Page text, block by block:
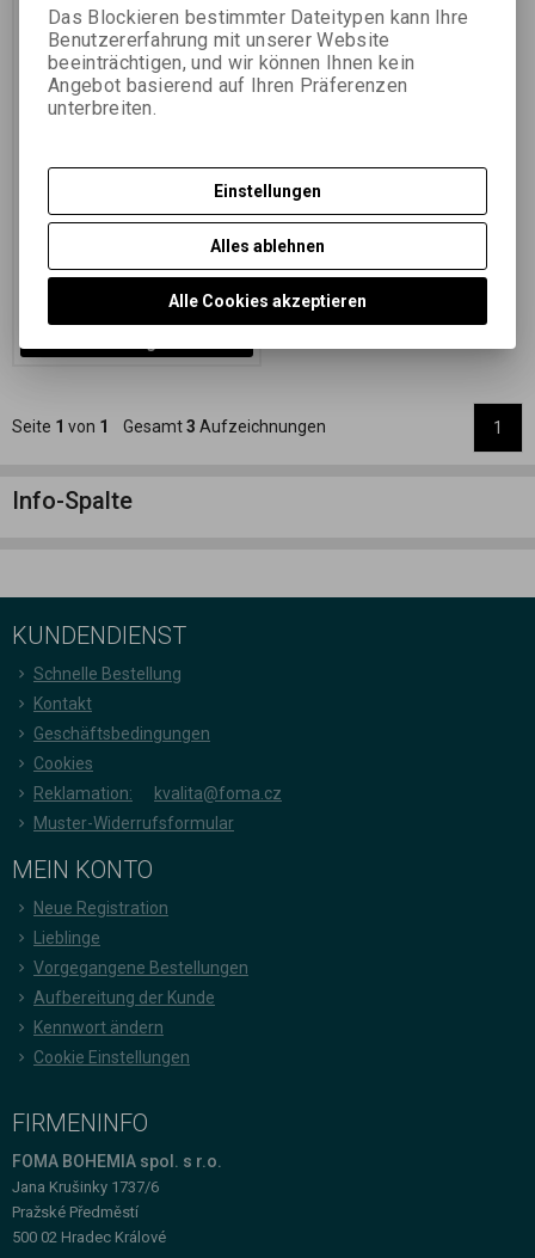
FOMAPAN 400 120 - 6x9
Katalognummer:
Schwarzweißnegativrollfilm
Empfindlichkeit ISO 400/27°
(205,320 PLN)
38,89 EUR(169,680 PLN)(Ihr
Im Warenkorb
Seite 1 von 1 Gesamt3 Aufzeichnungen 1
Info-Spalte
KUNDENDIENST
Schnelle Bestellung
Kontakt
Geschäftsbedingungen
Cookies
Reklamation:
kvalita@foma.cz
Muster-Widerrufsformular
MEIN KONTO
Neue Registration
Lieblinge
Vorgegangene Bestellungen
Aufbereitung der Kunde
Kennwort ändern
Cookie Einstellungen
FIRMENINFO
FOMA BOHEMIA spol. s r.o.
Jana Krušinky 1737/6
Pražské Předměstí
500 02 Hradec Králové
Das Blockieren bestimmter Dateitypen kann Ihre
Benutzererfahrung mit unserer Website
beeinträchtigen, und wir können Ihnen kein
Angebot basierend auf Ihren Präferenzen
unterbreiten.
Einstellungen
Alles ablehnen
Alle Cookies akzeptieren